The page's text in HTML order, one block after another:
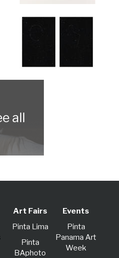
Art Fairs
Pinta Lima
Pinta
BAphoto
Events
Pinta
Panama Art
Week